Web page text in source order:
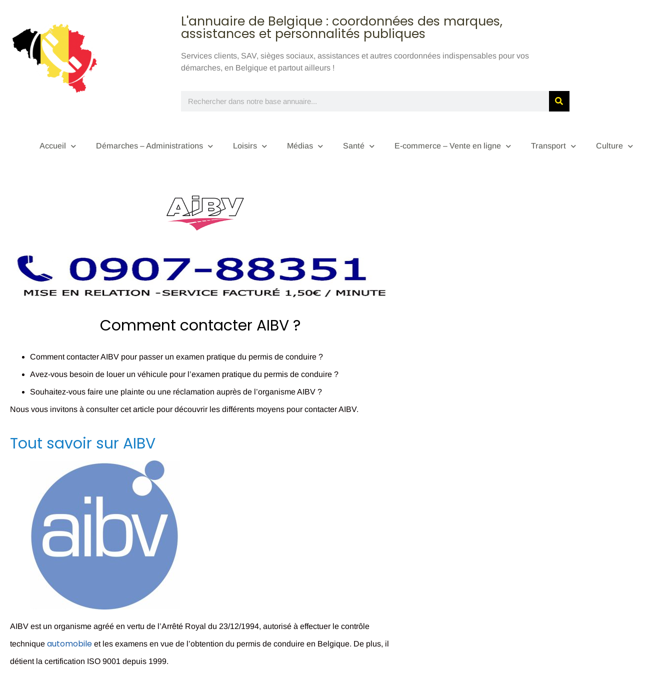
L'annuaire de Belgique : coordonnées des marques,
assistances et personnalités publiques
Services clients, SAV, sièges sociaux, assistances et autres coordonnées indispensables pour vos
démarches, en Belgique et partout ailleurs !
Accueil Démarches – Administrations Loisirs Médias Santé E-commerce – Vente en ligne Transport Culture
Comment contacter AIBV ?
Comment contacter AIBV pour passer un examen pratique du permis de conduire ?
Avez-vous besoin de louer un véhicule pour l’examen pratique du permis de conduire ?
Souhaitez-vous faire une plainte ou une réclamation auprès de l’organisme AIBV ?
Nous vous invitons à consulter cet article pour découvrir les différents moyens pour contacter AIBV.
Tout savoir sur AIBV
AIBV est un organisme agréé en vertu de l’Arrêté Royal du 23/12/1994, autorisé à effectuer le contrôle
technique automobile et les examens en vue de l’obtention du permis de conduire en Belgique. De plus, il
détient la certification ISO 9001 depuis 1999.